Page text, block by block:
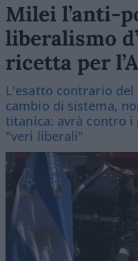
Milei l’anti-
liberalismo
ricetta per
L'esatto contrario
cambio di sistema,
titanica: avrà contro i
"veri liberali"